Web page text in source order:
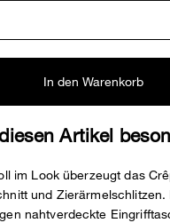
In den Warenkorb
Artikel
im Look überzeugt das
und Zierärmelschlitzen.
nahtverdeckte